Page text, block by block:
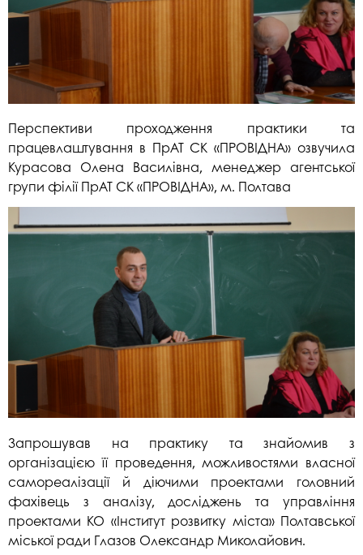
Перспективи проходження практики та
працевлаштування в ПрАТ СК «ПРОВІДНА» озвучила
Курасова Олена Василівна, менеджер агентської
групи філії ПрАТ СК «ПРОВІДНА», м. Полтава
Запрошував на практику та знайомив з
організацією її проведення, можливостями власної
самореалізації й діючими проектами головний
фахівець з аналізу, досліджень та управління
проектами КО «Інститут розвитку міста» Полтавської
міської ради Глазов Олександр Миколайович.